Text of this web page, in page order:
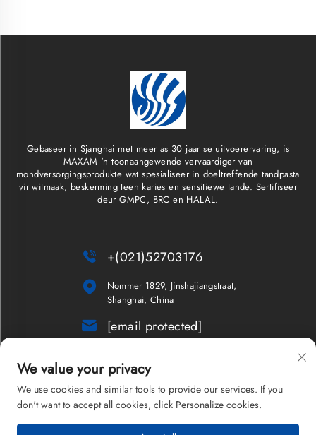
Gebaseer in Sjanghai met meer as 30 jaar se uitvoerervaring, is
MAXAM 'n toonaangewende vervaardiger van
mondversorgingsprodukte wat spesialiseer in doeltreffende tandpasta
vir witmaak, beskerming teen karies en sensitiewe tande. Sertifiseer
deur GMPC, BRC en HALAL.
 +(021)52703176

Nommer 1829, Jinshajiangstraat,
Shanghai, China
 [email protected]
Nuusbrief
We value your privacy
We use cookies and similar tools to provide our services. If you
don't want to accept all cookies, click Personalize cookies.